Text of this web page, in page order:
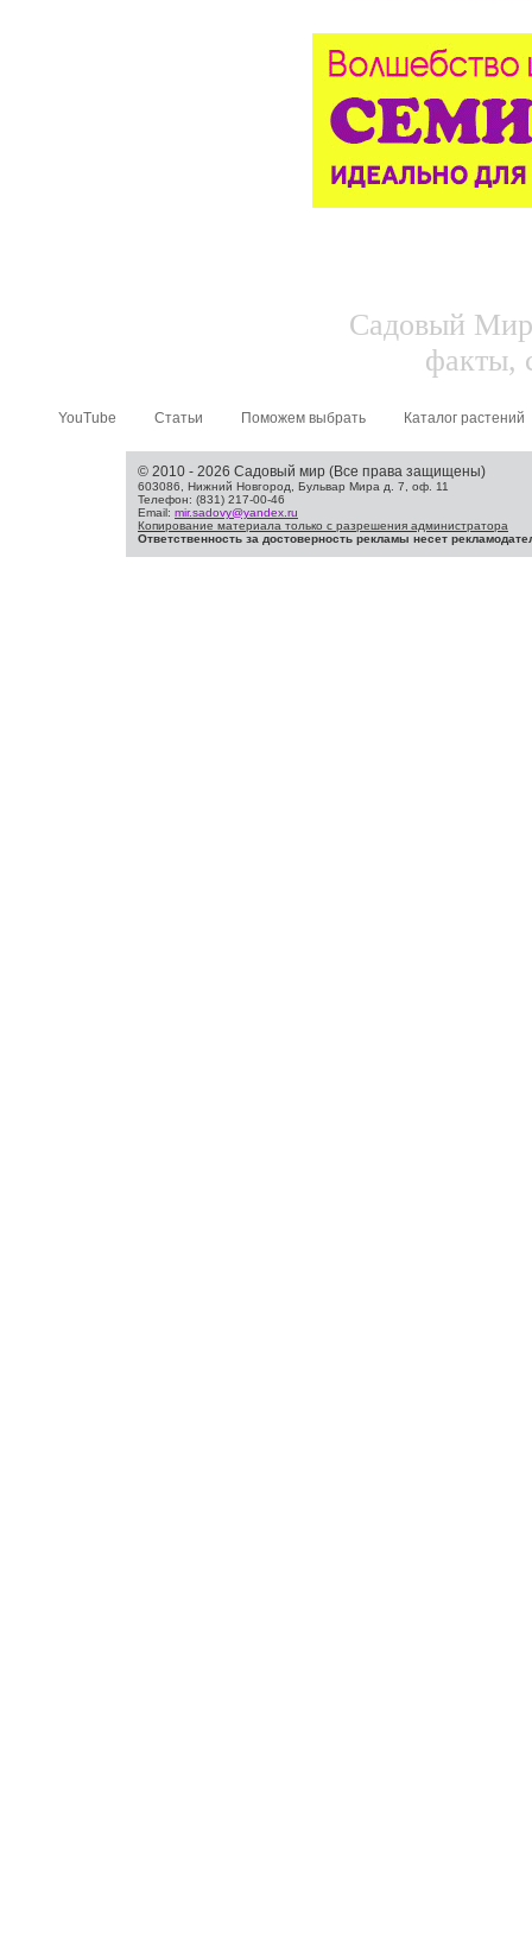
Садовый
факты,
YouTube Статьи Поможем выбрать Каталог растений
© 2010 - 2026 Садовый мир (Все права защищены)
603086, Нижний Новгород, Бульвар Мира д. 7, оф. 11
Телефон: (831) 217-00-46
Email: mir.sadovy@yandex.ru
Копирование материала только с разрешения администратора
Ответственность за достоверность рекламы несет